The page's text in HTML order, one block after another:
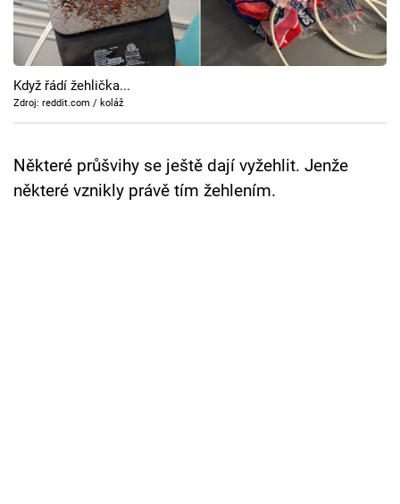
Cool Esport
Pořady
TV Program
Přihlášení
Když řádí žehlička...
Zdroj: reddit.com / koláž
Některé průšvihy se ještě dají vyžehlit. Jenže
některé vznikly právě tím žehlením.